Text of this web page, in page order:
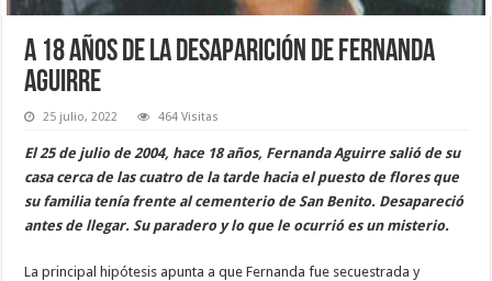
A 18 años de la desaparición de Fernanda
Aguirre
25 julio, 2022 464 Visitas
El 25 de julio de 2004, hace 18 años, Fernanda Aguirre salió de su
casa cerca de las cuatro de la tarde hacia el puesto de flores que
su familia tenía frente al cementerio de San Benito. Desapareció
antes de llegar. Su paradero y lo que le ocurrió es un misterio.
La principal hipótesis apunta a que Fernanda fue secuestrada y